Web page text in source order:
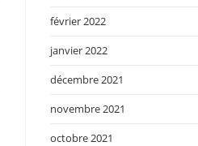
février 2022
janvier 2022
décembre 2021
novembre 2021
octobre 2021